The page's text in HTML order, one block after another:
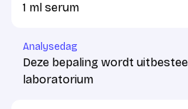
1 ml serum
Analysedag
Deze bepaling wordt
laboratorium